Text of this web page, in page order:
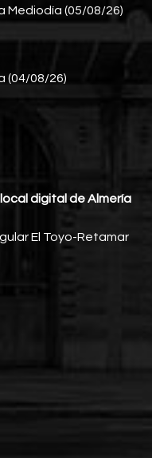
Mediodía (05/08/26)
(04/08/26)
digital de Almería
El Toyo-Retamar